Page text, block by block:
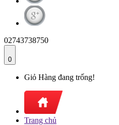
02743738750
0
Giỏ Hàng đang trống!
Trang chủ